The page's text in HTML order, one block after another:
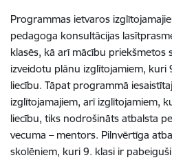
Programmas ietvaros
pedagoga konsultācijas
klasēs, kā arī mācību priekšmetos
izveidotu plānu izglītojamiem, kuri
liecību. Tāpat programmā
izglītojamajiem, arī izglītojamiem,
liecību, tiks nodrošināts atbalsta
vecuma – mentors. Pilnvērtīga
skolēniem, kuri 9. klasi ir